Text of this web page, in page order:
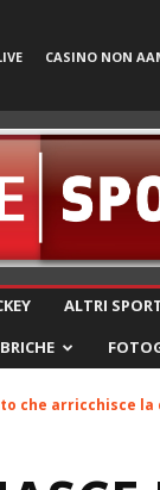
CASINO NON
ALTRI
che arricchisce